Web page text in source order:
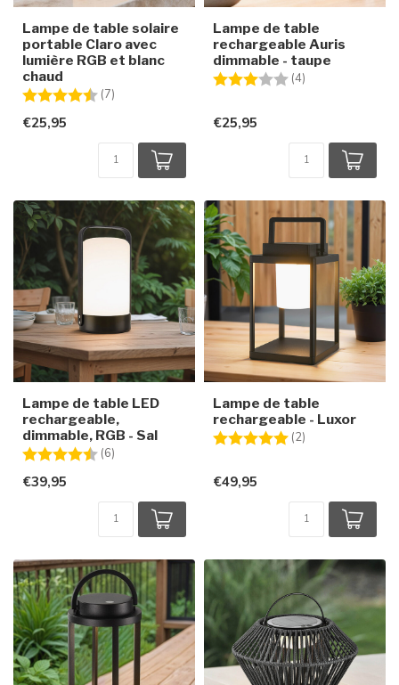
Lampe de table solaire
portable Claro avec
lumière RGB et blanc
chaud
Note:
(7)
€25,95
Lampe de table
rechargeable Auris
dimmable - taupe
Note:
(4)
€25,95
Lampe de table LED
rechargeable,
dimmable, RGB - Sal
Note:
(6)
€39,95
Lampe de table
rechargeable - Luxor
Note:
(2)
€49,95